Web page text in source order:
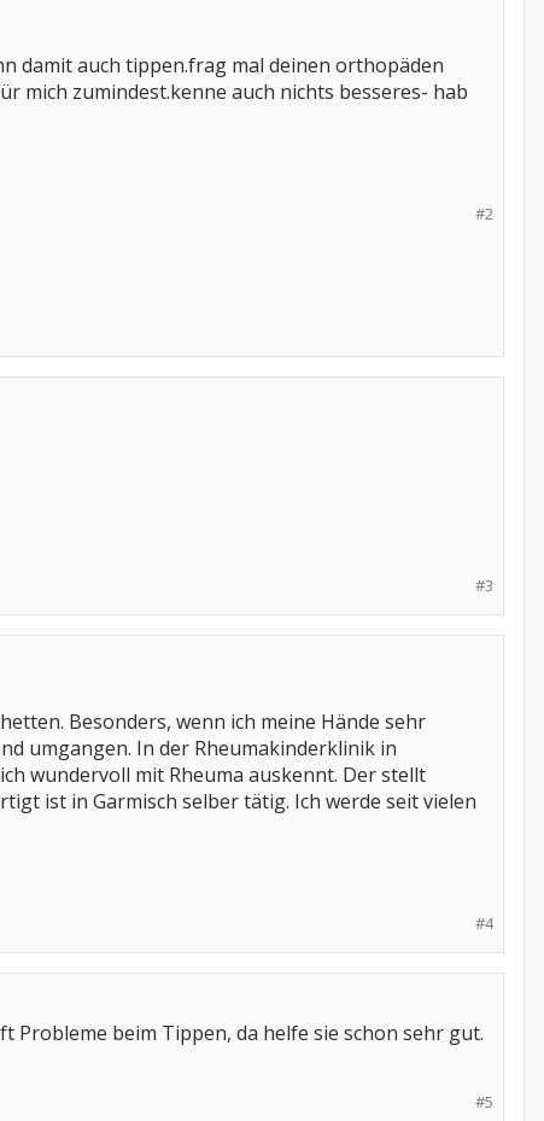
damit auch tippen.frag mal deinen orthopäden
mich zumindest.kenne auch nichts besseres- hab
#2
#3
Besonders, wenn ich meine Hände sehr
umgangen. In der Rheumakinderklinik in
wundervoll mit Rheuma auskennt. Der stellt
ist in Garmisch selber tätig. Ich werde seit vielen
#4
Probleme beim Tippen, da helfe sie schon sehr gut.
#5